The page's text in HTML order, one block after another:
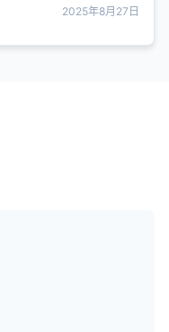
2025年8月27日